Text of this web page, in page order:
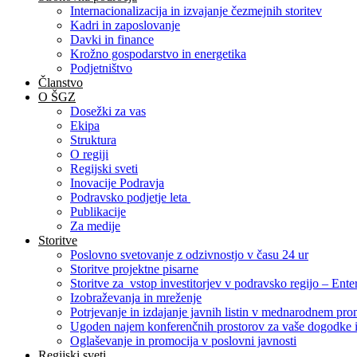
Internacionalizacija in izvajanje čezmejnih storitev
Kadri in zaposlovanje
Davki in finance
Krožno gospodarstvo in energetika
Podjetništvo
Članstvo
O ŠGZ
Dosežki za vas
Ekipa
Struktura
O regiji
Regijski sveti
Inovacije Podravja
Podravsko podjetje leta
Publikacije
Za medije
Storitve
Poslovno svetovanje z odzivnostjo v času 24 ur
Storitve projektne pisarne
Storitve za vstop investitorjev v podravsko regijo –
Izobraževanja in mreženje
Potrjevanje in izdajanje javnih listin v mednarodnem
Ugoden najem konferenčnih prostorov za vaše dogodke
Oglaševanje in promocija v poslovni javnosti